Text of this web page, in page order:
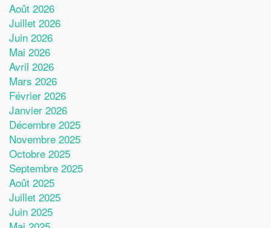
Août 2026
Juillet 2026
Juin 2026
Mai 2026
Avril 2026
Mars 2026
Février 2026
Janvier 2026
Décembre 2025
Novembre 2025
Octobre 2025
Septembre 2025
Août 2025
Juillet 2025
Juin 2025